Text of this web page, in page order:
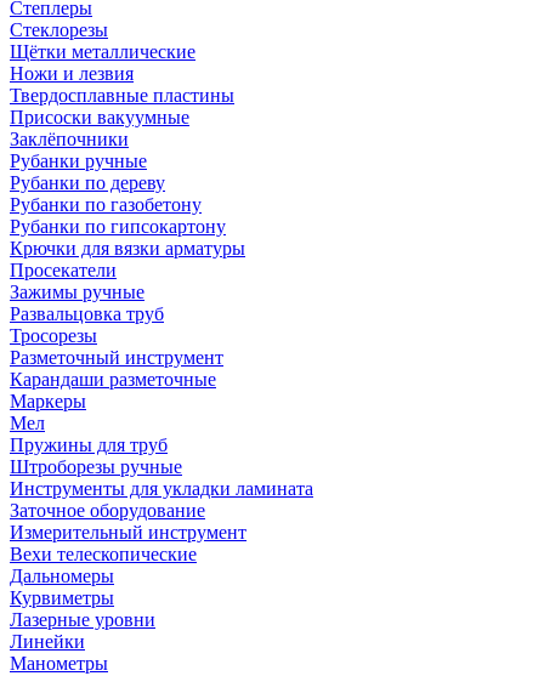
Степлеры
Стеклорезы
Щётки металлические
Ножи и лезвия
Твердосплавные пластины
Присоски вакуумные
Заклёпочники
Рубанки ручные
Рубанки по дереву
Рубанки по газобетону
Рубанки по гипсокартону
Крючки для вязки арматуры
Просекатели
Зажимы ручные
Развальцовка труб
Тросорезы
Разметочный инструмент
Карандаши разметочные
Маркеры
Мел
Пружины для труб
Штроборезы ручные
Инструменты для укладки ламината
Заточное оборудование
Измерительный инструмент
Вехи телескопические
Дальномеры
Курвиметры
Лазерные уровни
Линейки
Манометры